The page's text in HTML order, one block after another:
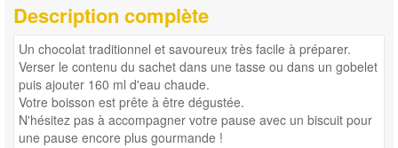
Description complète
Un chocolat traditionnel et savoureux très facile à préparer.
Verser le contenu du sachet dans une tasse ou dans un gobelet
puis ajouter 160 ml d'eau chaude.
Votre boisson est prête à être dégustée.
N'hésitez pas à accompagner votre pause avec un biscuit pour
une pause encore plus gourmande !